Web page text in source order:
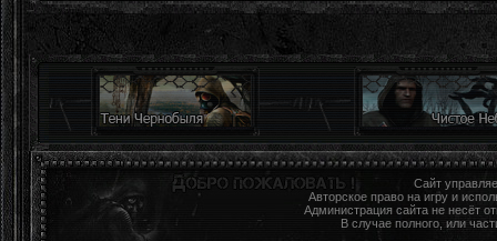
Сайт
Авторское право на игру и
Администрация сайта не несёт
В случае полного, или